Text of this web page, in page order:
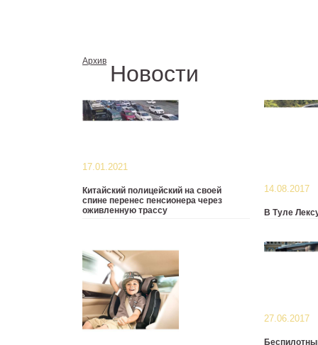
Новости
Архив
17.01.2021
Китайский полицейский на своей
спине перенес пенсионера через
оживленную трассу
на оживленное трассе в китайской
провинции Сычуань.
14.08.2017
В Туле
27.06.2017